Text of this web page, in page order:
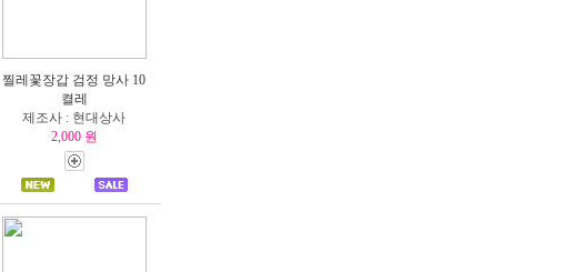
찔레꽃장갑 검정 망사 10
켤레
제조사 : 현대상사
2,000 원